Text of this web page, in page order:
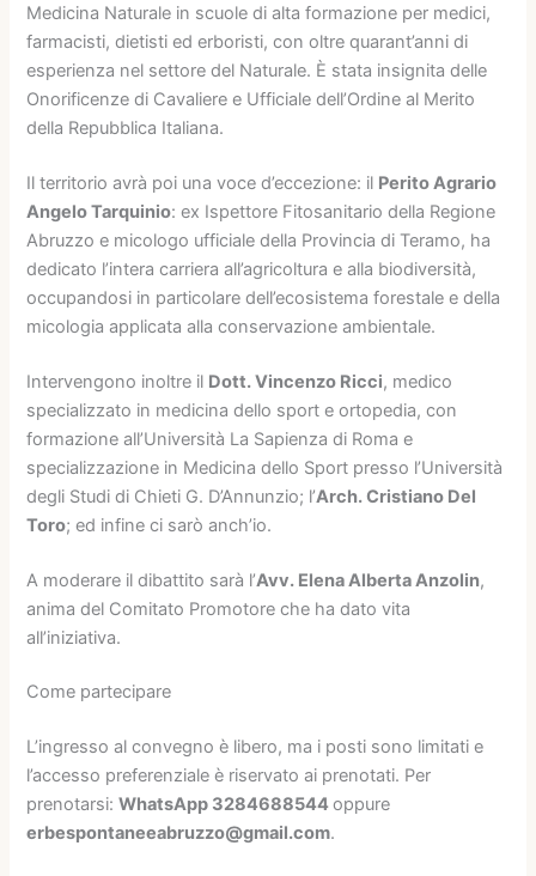
Medicina Naturale in scuole di alta formazione per medici,
farmacisti, dietisti ed erboristi, con oltre quarant’anni di
esperienza nel settore del Naturale. È stata insignita delle
Onorificenze di Cavaliere e Ufficiale dell’Ordine al Merito
della Repubblica Italiana.
Il territorio avrà poi una voce d’eccezione: il Perito Agrario
Angelo Tarquinio: ex Ispettore Fitosanitario della Regione
Abruzzo e micologo ufficiale della Provincia di Teramo, ha
dedicato l’intera carriera all’agricoltura e alla biodiversità,
occupandosi in particolare dell’ecosistema forestale e della
micologia applicata alla conservazione ambientale.
Intervengono inoltre il Dott. Vincenzo Ricci, medico
specializzato in medicina dello sport e ortopedia, con
formazione all’Università La Sapienza di Roma e
specializzazione in Medicina dello Sport presso l’Università
degli Studi di Chieti G. D’Annunzio; l’Arch. Cristiano Del
Toro; ed infine ci sarò anch’io.
A moderare il dibattito sarà l’Avv. Elena Alberta Anzolin,
anima del Comitato Promotore che ha dato vita
all’iniziativa.
Come partecipare
L’ingresso al convegno è libero, ma i posti sono limitati e
l’accesso preferenziale è riservato ai prenotati. Per
prenotarsi:WhatsApp 3284688544oppure
erbespontaneeabruzzo@gmail.com.